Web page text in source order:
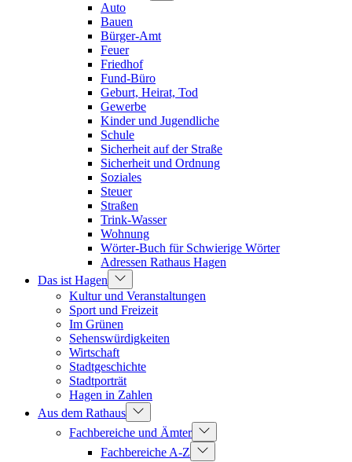
Auto
Bauen
Bürger-Amt
Feuer
Friedhof
Fund-Büro
Geburt, Heirat, Tod
Gewerbe
Kinder und Jugendliche
Schule
Sicherheit auf der Straße
Sicherheit und Ordnung
Soziales
Steuer
Straßen
Trink-Wasser
Wohnung
Wörter-Buch für Schwierige Wörter
Adressen Rathaus Hagen
Das ist Hagen
Kultur und Veranstaltungen
Sport und Freizeit
Im Grünen
Sehenswürdigkeiten
Wirtschaft
Stadtgeschichte
Stadtporträt
Hagen in Zahlen
Aus dem Rathaus
Fachbereiche und Ämter
Fachbereiche A-Z